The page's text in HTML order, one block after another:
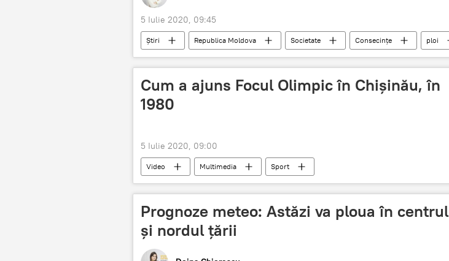
5 Iulie 2020, 09:45
Știri Republica Moldova Societate Consecințe ploi
Cum a ajuns Focul Olimpic în Chișinău, în
1980
5 Iulie 2020, 09:00
Video Multimedia Sport
Prognoze meteo: Astăzi va ploua în centrul
și nordul țării